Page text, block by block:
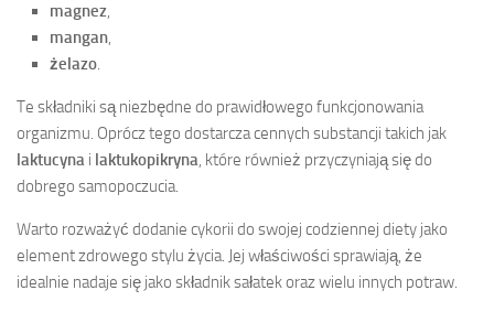
magnez,
mangan,
żelazo.
Te składniki są niezbędne do prawidłowego funkcjonowania
organizmu. Oprócz tego dostarcza cennych substancji takich jak
laktucyna i laktukopikryna, które również przyczyniają się do
dobrego samopoczucia.
Warto rozważyć dodanie cykorii do swojej codziennej diety jako
element zdrowego stylu życia. Jej właściwości sprawiają, że
idealnie nadaje się jako składnik sałatek oraz wielu innych potraw.